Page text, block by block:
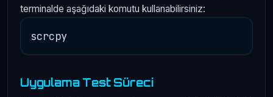
terminalde aşağıdaki komutu kullanabilirsiniz:
Uygulama Test Süreci